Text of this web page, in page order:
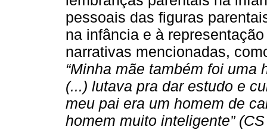
pessoais das figuras
na infância e à
narrativas mencionadas,
“Minha mãe também foi
(...) lutava pra dar estudo e
meu pai era um homem de
homem muito inteligente”